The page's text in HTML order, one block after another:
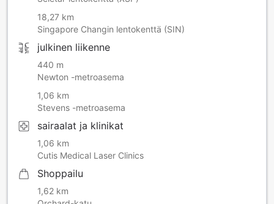
18,27 km
Singapore Changin lentokenttä (SIN)
julkinen liikenne
440 m
Newton -metroasema
1,06 km
Stevens -metroasema
sairaalat ja klinikat
1,06 km
Cutis Medical Laser Clinics
Shoppailu
1,62 km